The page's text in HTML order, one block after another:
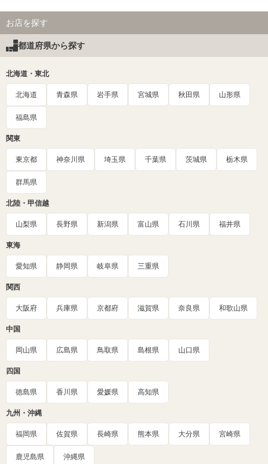
お店を探す
都道府県から探す
北海道・東北
北海道 青森県 岩手県 宮城県 秋田県 山形県
福島県
関東
東京都 神奈川県 埼玉県 千葉県 茨城県 栃木県
群馬県
北陸・甲信越
山梨県 長野県 新潟県 富山県 石川県 福井県
東海
愛知県 静岡県 岐阜県 三重県
関西
大阪府 兵庫県 京都府 滋賀県 奈良県 和歌山県
中国
岡山県 広島県 鳥取県 島根県 山口県
四国
徳島県 香川県 愛媛県 高知県
九州・沖縄
福岡県 佐賀県 長崎県 熊本県 大分県 宮崎県
鹿児島県 沖縄県